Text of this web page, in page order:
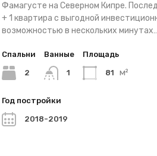
Фамагустe на Северном Кипре.
+ 1 квартира с выгодной
возможностью в нескольких
Спальни
2
Ванные
1
Площадь
81 м²
Год постройки
2018-2019